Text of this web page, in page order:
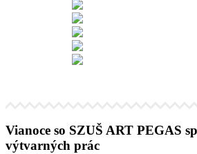
Vianoce so SZUŠ ART PEGAS
výtvarných prác